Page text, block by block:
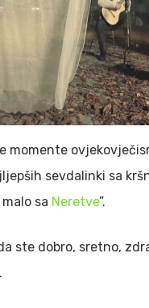
momente
sevdalinki sa
sa Neretve”.
ste dobro, sretno,
.